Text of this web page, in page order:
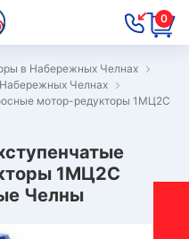
0
в Набережных Челнах
мотор-редукторы в Набережных Челнах
мотор-редукторы 1МЦ2С
1МЦ2С
Челны